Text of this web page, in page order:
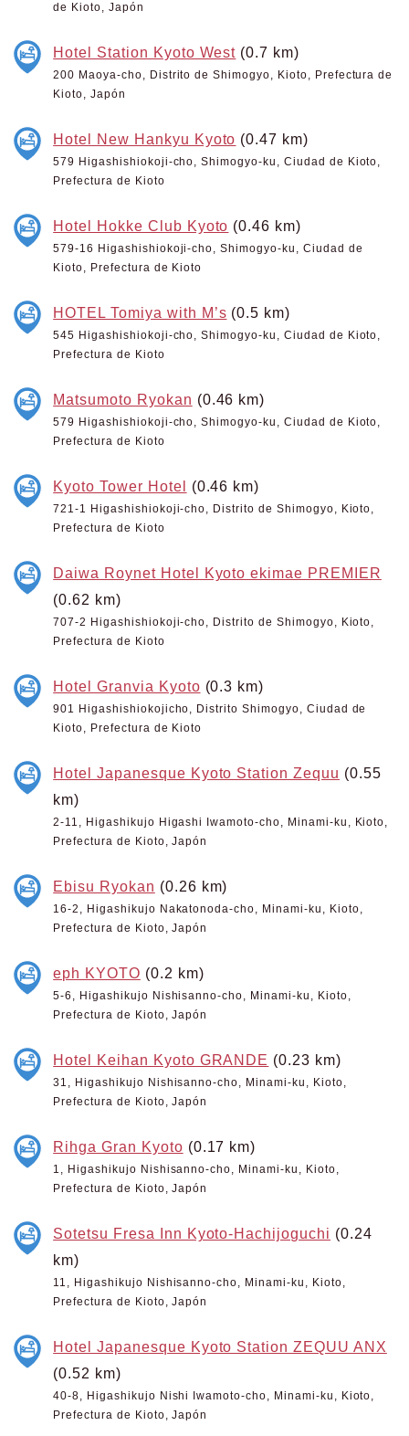
de Kioto, Japón
Hotel Station Kyoto West (0.7 km)
200 Maoya-cho, Distrito de Shimogyo, Kioto, Prefectura de
Kioto, Japón
Hotel New Hankyu Kyoto (0.47 km)
579 Higashishiokoji-cho, Shimogyo-ku, Ciudad de Kioto,
Prefectura de Kioto
Hotel Hokke Club Kyoto (0.46 km)
579-16 Higashishiokoji-cho, Shimogyo-ku, Ciudad de
Kioto, Prefectura de Kioto
HOTEL Tomiya with M’s (0.5 km)
545 Higashishiokoji-cho, Shimogyo-ku, Ciudad de Kioto,
Prefectura de Kioto
Matsumoto Ryokan (0.46 km)
579 Higashishiokoji-cho, Shimogyo-ku, Ciudad de Kioto,
Prefectura de Kioto
Kyoto Tower Hotel (0.46 km)
721-1 Higashishiokoji-cho, Distrito de Shimogyo, Kioto,
Prefectura de Kioto
Daiwa Roynet Hotel Kyoto ekimae PREMIER
(0.62 km)
707-2 Higashishiokoji-cho, Distrito de Shimogyo, Kioto,
Prefectura de Kioto
Hotel Granvia Kyoto (0.3 km)
901 Higashishiokojicho, Distrito Shimogyo, Ciudad de
Kioto, Prefectura de Kioto
Hotel Japanesque Kyoto Station Zequu (0.55
km)
2-11, Higashikujo Higashi Iwamoto-cho, Minami-ku, Kioto,
Prefectura de Kioto, Japón
Ebisu Ryokan (0.26 km)
16-2, Higashikujo Nakatonoda-cho, Minami-ku, Kioto,
Prefectura de Kioto, Japón
eph KYOTO (0.2 km)
5-6, Higashikujo Nishisanno-cho, Minami-ku, Kioto,
Prefectura de Kioto, Japón
Hotel Keihan Kyoto GRANDE (0.23 km)
31, Higashikujo Nishisanno-cho, Minami-ku, Kioto,
Prefectura de Kioto, Japón
Rihga Gran Kyoto (0.17 km)
1, Higashikujo Nishisanno-cho, Minami-ku, Kioto,
Prefectura de Kioto, Japón
Sotetsu Fresa Inn Kyoto-Hachijoguchi (0.24
km)
11, Higashikujo Nishisanno-cho, Minami-ku, Kioto,
Prefectura de Kioto, Japón
Hotel Japanesque Kyoto Station ZEQUU ANX
(0.52 km)
40-8, Higashikujo Nishi Iwamoto-cho, Minami-ku, Kioto,
Prefectura de Kioto, Japón